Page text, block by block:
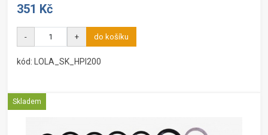
351 Kč
- + do košíku
kód: LOLA_SK_HPI200
Skladem